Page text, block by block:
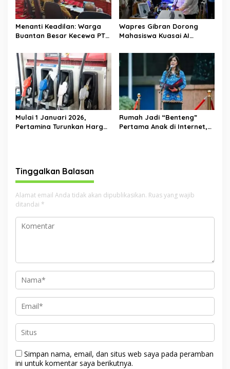
Menanti Keadilan: Warga
Buantan Besar Kecewa PT
DPRD
Wapres Gibran Dorong
Mahasiswa Kuasai AI
Mampu Bersaing di Era
Transformasi Digital
Mulai 1 Januari 2026,
Pertamina Turunkan Harga
Rumah Jadi “Benteng”
Pertama Anak di Internet,
Tinggalkan Balasan
Alamat email Anda tidak akan dipublikasikan. Ruas yang wajib
ditandai *
Simpan nama, email, dan situs web saya pada peramban
ini untuk komentar saya berikutnya.